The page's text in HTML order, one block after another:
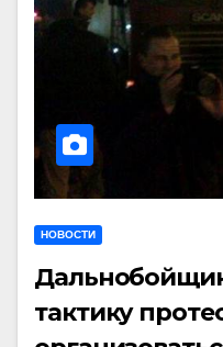
НОВОСТИ
тактику